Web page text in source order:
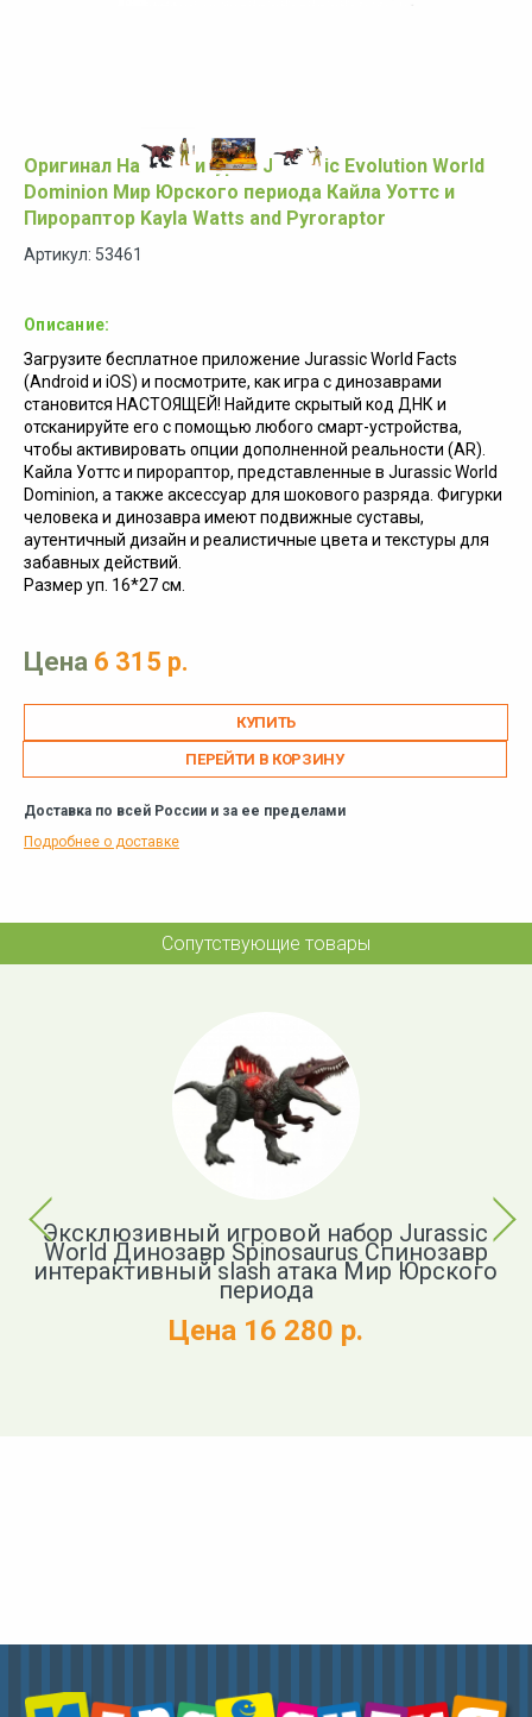
Оригинал Набор фигурок Jurassic Evolution World
Dominion Мир Юрского периода Кайла Уоттс и
Пирораптор Kayla Watts and Pyroraptor
Артикул: 53461
Описание:
Загрузите бесплатное приложение Jurassic World Facts
(Android и iOS) и посмотрите, как игра с динозаврами
становится НАСТОЯЩЕЙ! Найдите скрытый код ДНК и
отсканируйте его с помощью любого смарт-устройства,
чтобы активировать опции дополненной реальности (AR).
Кайла Уоттс и пирораптор, представленные в Jurassic World
Dominion, а также аксессуар для шокового разряда. Фигурки
человека и динозавра имеют подвижные суставы,
аутентичный дизайн и реалистичные цвета и текстуры для
забавных действий.
Размер уп. 16*27 см.
Цена 6 315 р.
ПЕРЕЙТИ В КОРЗИНУ
Доставка по всей России и за ее пределами
Подробнее о доставке
Сопутствующие товары
Previous
Эксклюзивный игровой набор Jurassic
World Динозавр Spinosaurus Спинозавр
интерактивный slash атака Мир Юрского
периода
Цена 16 280 р.
Next